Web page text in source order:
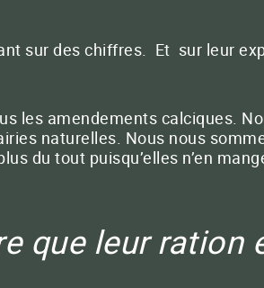
33 (0)5 65 46 63 30
FERMER
sur des chiffres. Et sur leur
les amendements calciques.
naturelles. Nous nous
du tout puisqu’elles n’en
que leur ration